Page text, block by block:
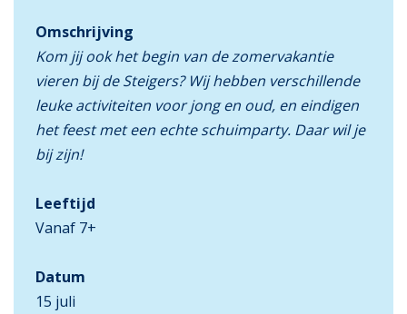
Omschrijving
Kom jij ook het begin van de zomervakantie
vieren bij de Steigers? Wij hebben verschillende
leuke activiteiten voor jong en oud, en eindigen
het feest met een echte schuimparty. Daar wil je
bij zijn!
Leeftijd
Vanaf 7+
Datum
15 juli